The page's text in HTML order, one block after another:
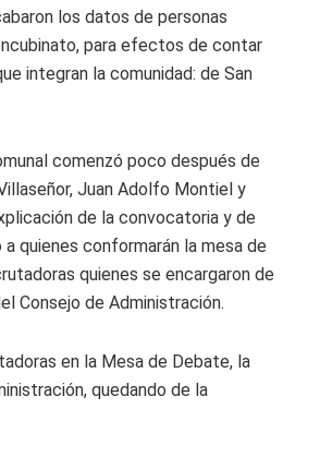
los datos de personas
para efectos de contar
integran la comunidad: de San
comenzó poco después de
Juan Adolfo Montiel y
de la convocatoria y de
quienes conformarán la mesa de
quienes se encargaron de
Consejo de Administración.
en la Mesa de Debate, la
quedando de la